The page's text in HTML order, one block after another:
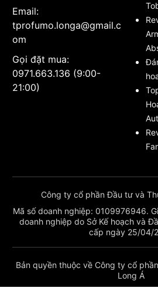
Email:
tprofumo.longa@gmail.c
om
Gọi đặt mua:
0971.663.136 (9:00-
21:00)
Công ty cổ phần Đầu tư và
Mã số doanh nghiệp: 0109976946.
doanh nghiệp do Sở Kế hoạch và
cấp ngày 25/04/
Bản quyền thuộc về Công ty cổ
Long Á